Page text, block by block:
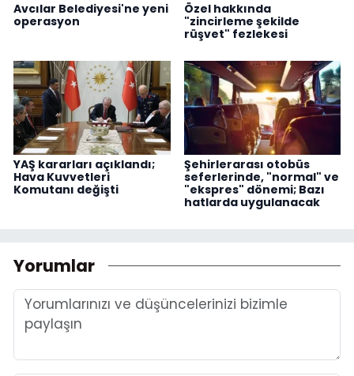
Avcılar Belediyesi'ne yeni
operasyon
Özel hakkında
"zincirleme şekilde
rüşvet" fezlekesi
YAŞ kararları açıklandı;
Hava Kuvvetleri
Komutanı değişti
Şehirlerarası otobüs
seferlerinde, "normal" ve
"ekspres" dönemi; Bazı
hatlarda uygulanacak
Yorumlar